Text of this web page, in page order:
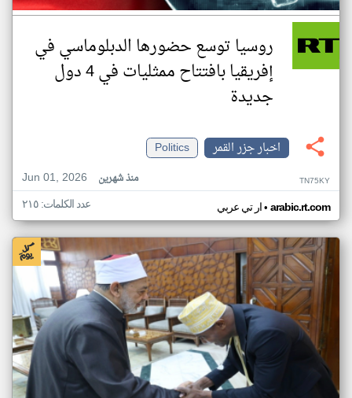
روسيا توسع حضورها الدبلوماسي في
إفريقيا بافتتاح ممثليات في 4 دول
جديدة
اخبار جزر القمر
Politics
Jun 01, 2026
منذ شهرين TN75KY
ار تي عربي• arabic.rt.com عدد الكلمات: ٢١٥